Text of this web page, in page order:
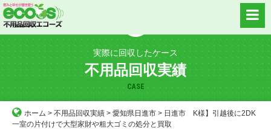
Skip
to
実際に回収したケース
不用品回収実績
CASE
ホーム > 不用品回収実績 > 愛知県日進市 > 日進市 K様】引越後に2DK
一室の片付けで大型家財や粗大ゴミの処分と買取